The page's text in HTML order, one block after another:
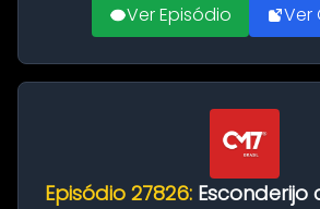
Ver Episódio Ver
Episódio 27826: Esconderijo